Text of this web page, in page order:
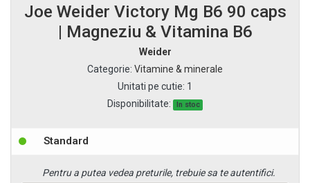
Joe Weider Victory Mg B6 90 caps
| Magneziu & Vitamina B6
Weider
Categorie: Vitamine & minerale
Unitati pe cutie: 1
Disponibilitate:
In stoc
Standard
Pentru a putea vedea preturile, trebuie sa te autentifici.